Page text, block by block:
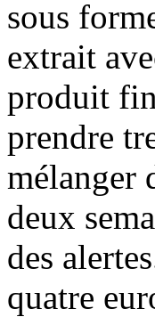
sous
extrait
produit
prendre
mélanger
deux
des
quatre